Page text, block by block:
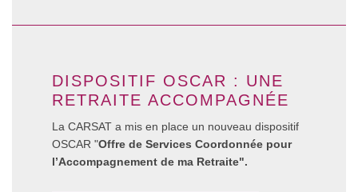
DISPOSITIF OSCAR : UNE
RETRAITE ACCOMPAGNÉE
La CARSAT a mis en place un nouveau dispositif
OSCAR "Offre de Services Coordonnée pour
l’Accompagnement de ma Retraite".